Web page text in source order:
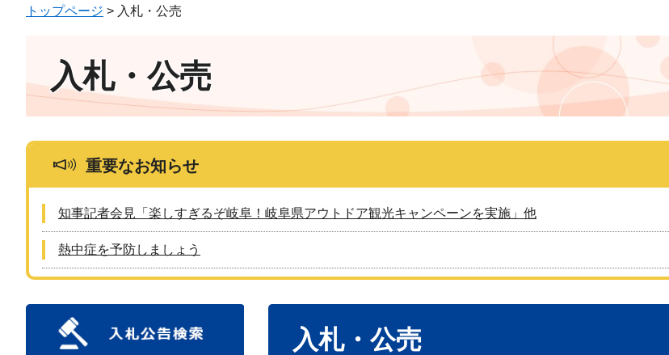
トップページ > 入札・公売
入札・公売
重要なお知らせ
知事記者会見「楽しすぎるぞ岐阜！岐阜県アウトドア観光キャンペーンを実施」他
熱中症を予防しましょう
入札・公売